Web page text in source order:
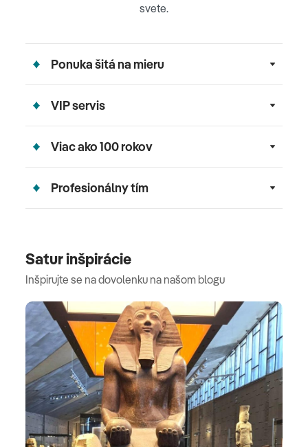
svete.
Ponuka šitá na mieru
VIP servis
Viac ako 100 rokov
Profesionálny tím
Satur inšpirácie
Inšpirujte se na dovolenku na našom blogu